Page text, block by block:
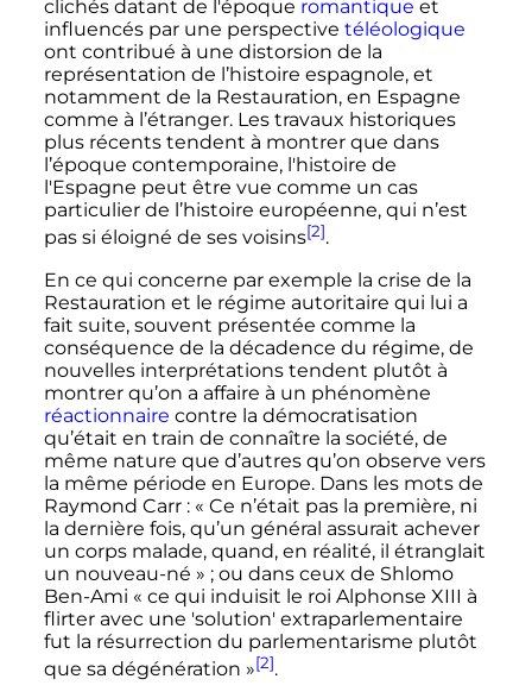
clichés datant de l'époque romantique et
influencés par une perspective téléologique
ont contribué à une distorsion de la
représentation de l’histoire espagnole, et
notamment de la Restauration, en Espagne
comme à l’étranger. Les travaux historiques
plus récents tendent à montrer que dans
l’époque contemporaine, l'histoire de
l'Espagne peut être vue comme un cas
particulier de l’histoire européenne, qui n’est
pas si éloigné de ses voisins[2].
En ce qui concerne par exemple la crise de la
Restauration et le régime autoritaire qui lui a
fait suite, souvent présentée comme la
conséquence de la décadence du régime, de
nouvelles interprétations tendent plutôt à
montrer qu’on a affaire à un phénomène
réactionnaire contre la démocratisation
qu’était en train de connaître la société, de
même nature que d’autres qu’on observe vers
la même période en Europe. Dans les mots de
Raymond Carr : « Ce n’était pas la première, ni
la dernière fois, qu’un général assurait achever
un corps malade, quand, en réalité, il étranglait
un nouveau-né » ; ou dans ceux de Shlomo
Ben-Ami « ce qui induisit le roi Alphonse XIII à
flirter avec une 'solution' extraparlementaire
fut la résurrection du parlementarisme plutôt
que sa dégénération »[2].